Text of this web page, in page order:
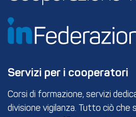
Servizi per i cooperatori
Corsi di formazione, servizi
divisione vigilanza. Tutto ciò che